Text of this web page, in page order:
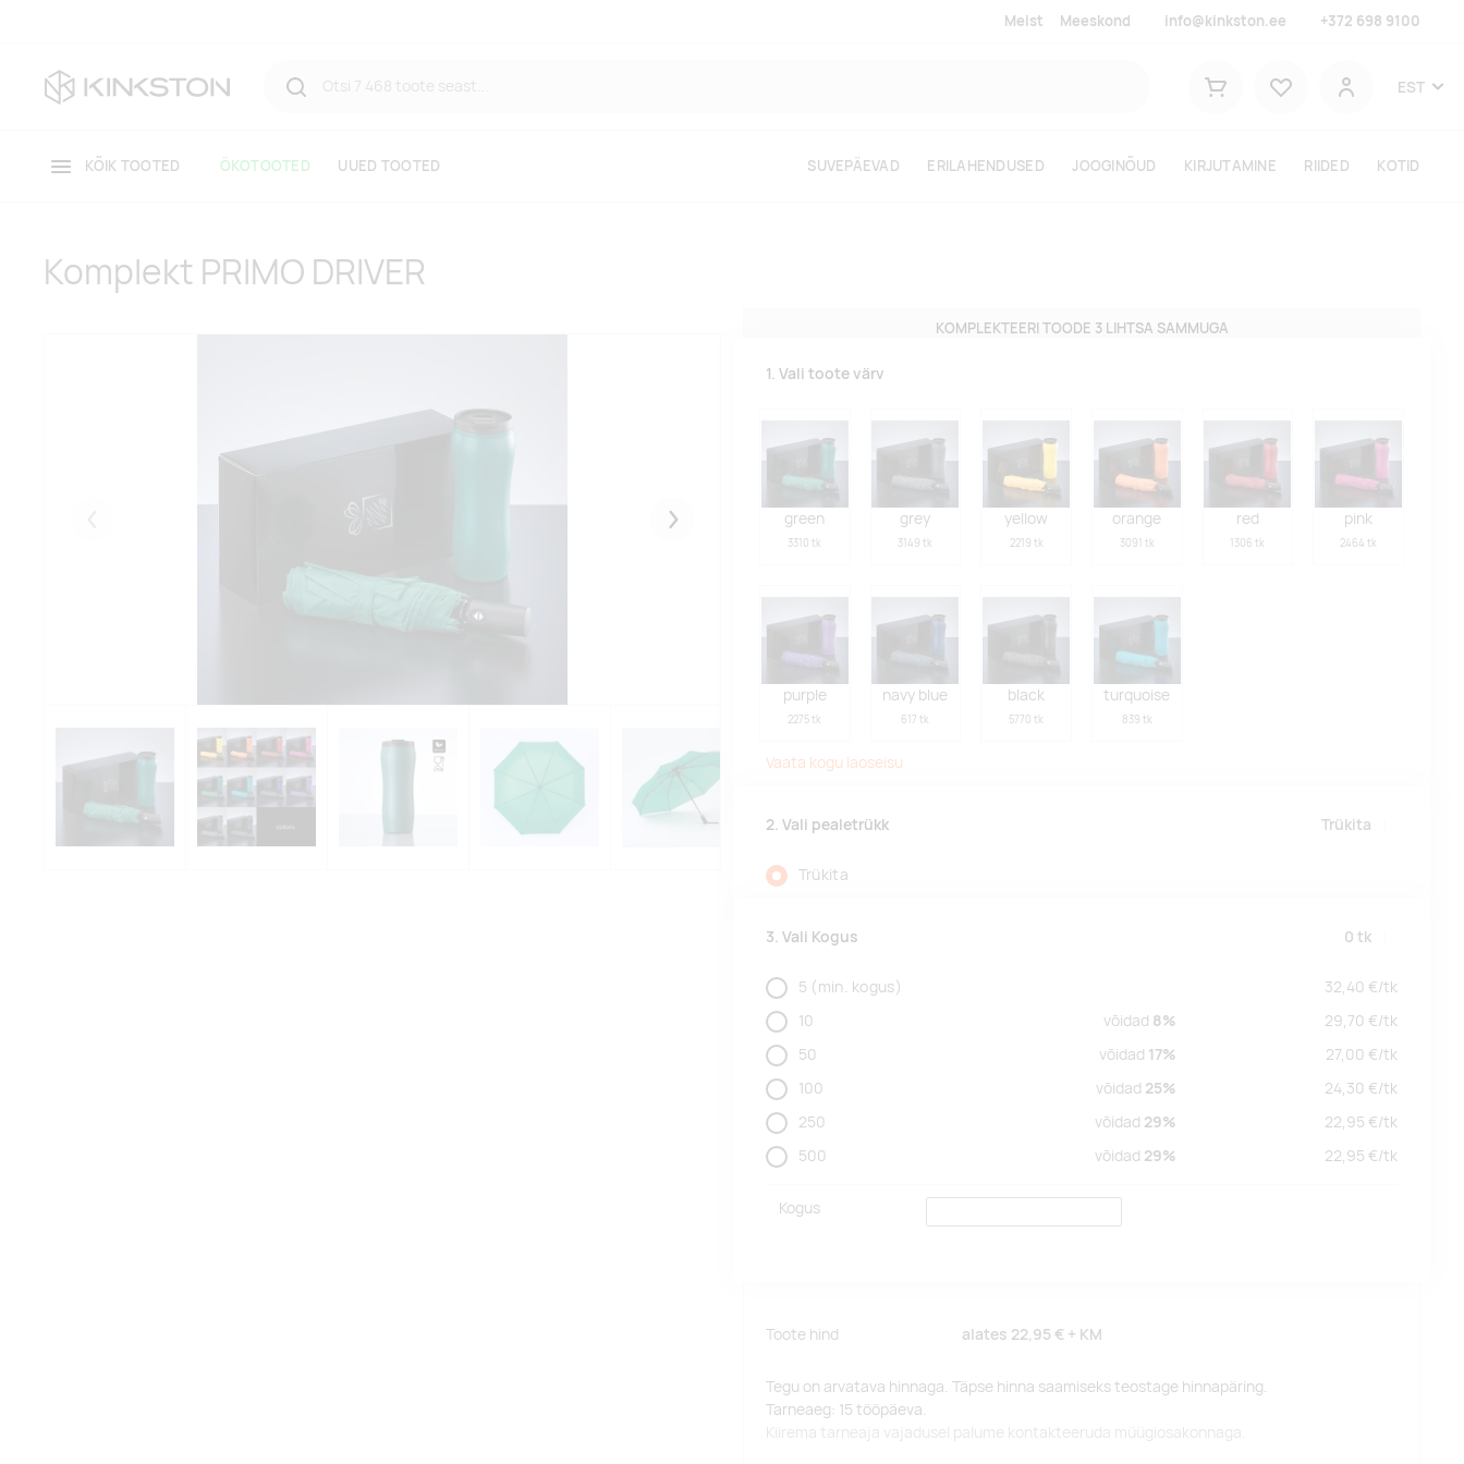
Meist Meeskond info@kinkston.ee +372 698 9100
Ostukorv
Kasutaja
EST
KÕIK TOOTED ÖKOTOOTED UUED TOOTED SUVEPÄEVAD ERILAHENDUSED JOOGINÕUD KIRJUTAMINE RIIDED KOTID
Komplekt PRIMO DRIVER
Järgmised
KOMPLEKTEERI TOODE 3 LIHTSA SAMMUGA
1. Vali toote värv
green
3310 tk
grey
3149 tk
yellow
2219 tk
orange
3091 tk
red
1306 tk
pink
2464 tk
purple
2275 tk
navy blue
617 tk
black
5770 tk
turquoise
839 tk
Vaata kogu laoseisu
2. Vali pealetrükk Trükita
Trükita
3. Vali Kogus 0 tk
5 (min. kogus) 32,40 €/tk
10
võidad 8% 29,70 €/tk
50
võidad 17% 27,00 €/tk
100
võidad 25% 24,30 €/tk
250
võidad 29% 22,95 €/tk
500
võidad 29% 22,95 €/tk
Kogus
Toote hind alates 22,95 € + KM
Tegu on arvatava hinnaga. Täpse hinna saamiseks teostage hinnapäring.
Tarneaeg: 15 tööpäeva.
Kiirema tarneaja vajadusel palume kontakteeruda müügiosakonnaga.